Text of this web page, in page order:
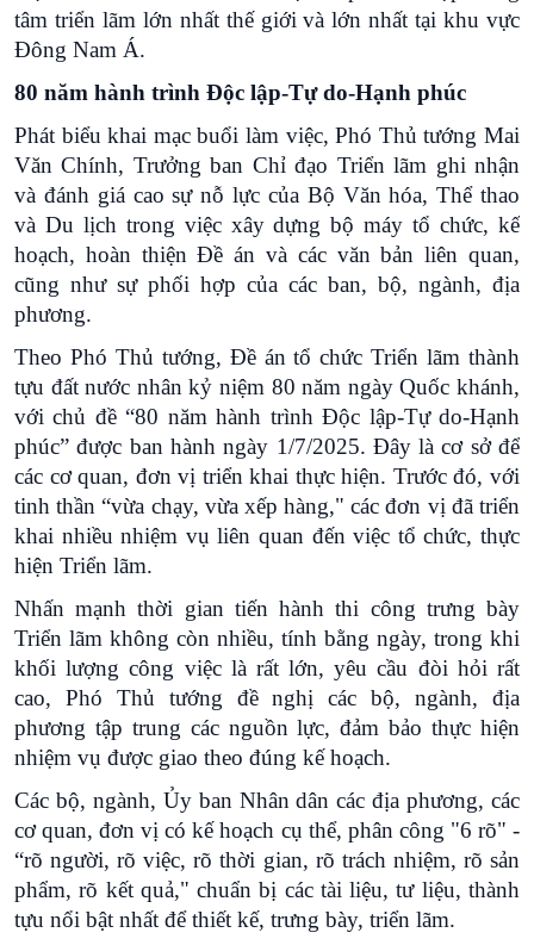
tâm triển lãm lớn nhất thế giới và lớn nhất tại khu vực
Đông Nam Á.
80 năm hành trình Độc lập-Tự do-Hạnh phúc
Phát biểu khai mạc buổi làm việc, Phó Thủ tướng Mai
Văn Chính, Trưởng ban Chỉ đạo Triển lãm ghi nhận
và đánh giá cao sự nỗ lực của Bộ Văn hóa, Thể thao
và Du lịch trong việc xây dựng bộ máy tổ chức, kế
hoạch, hoàn thiện Đề án và các văn bản liên quan,
cũng như sự phối hợp của các ban, bộ, ngành, địa
phương.
Theo Phó Thủ tướng, Đề án tổ chức Triển lãm thành
tựu đất nước nhân kỷ niệm 80 năm ngày Quốc khánh,
với chủ đề “80 năm hành trình Độc lập-Tự do-Hạnh
phúc” được ban hành ngày 1/7/2025. Đây là cơ sở để
các cơ quan, đơn vị triển khai thực hiện. Trước đó, với
tinh thần “vừa chạy, vừa xếp hàng," các đơn vị đã triển
khai nhiều nhiệm vụ liên quan đến việc tổ chức, thực
hiện Triển lãm.
Nhấn mạnh thời gian tiến hành thi công trưng bày
Triển lãm không còn nhiều, tính bằng ngày, trong khi
khối lượng công việc là rất lớn, yêu cầu đòi hỏi rất
cao, Phó Thủ tướng đề nghị các bộ, ngành, địa
phương tập trung các nguồn lực, đảm bảo thực hiện
nhiệm vụ được giao theo đúng kế hoạch.
Các bộ, ngành, Ủy ban Nhân dân các địa phương, các
cơ quan, đơn vị có kế hoạch cụ thể, phân công "6 rõ" -
“rõ người, rõ việc, rõ thời gian, rõ trách nhiệm, rõ sản
phẩm, rõ kết quả," chuẩn bị các tài liệu, tư liệu, thành
tựu nổi bật nhất để thiết kế, trưng bày, triển lãm.